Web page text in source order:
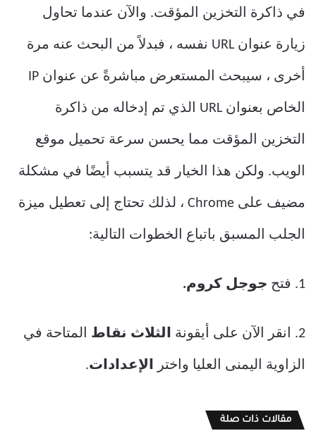
في ذاكرة التخزين المؤقت. والآن عندما تحاول
زيارة عنوان URL نفسه ، فبدلاً من البحث عنه مرة
أخرى ، سيبحث المستعرض مباشرةً عن عنوان IP
الخاص بعنوان URL الذي تم إدخاله من ذاكرة
التخزين المؤقت مما يحسن سرعة تحميل موقع
الويب. ولكن هذا الخيار قد يتسبب أيضًا في مشكلة
مضيف على Chrome ، لذلك تحتاج إلى تعطيل ميزة
الجلب المسبق باتباع الخطوات التالية:
1. فتح جوجل كروم.
2. انقر الآن على أيقونة الثلاث نقاط المتاحة في
الزاوية اليمنى العليا واختر الإعدادات.
مقالات ذات صلة